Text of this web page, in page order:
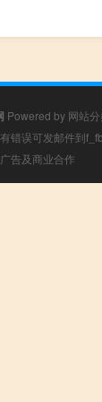
Powered by 网站
错误可发邮件到
告及商业合作